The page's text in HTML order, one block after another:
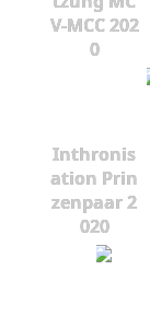
V-MCC 202
0
Inthronis
ation Prin
zenpaar 2
020